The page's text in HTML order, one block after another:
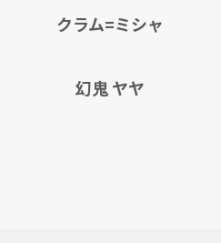
クラム=ミシャ
幻鬼 ヤヤ